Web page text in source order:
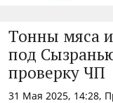
Тонны мяса
под
проверку ЧП
31 Мая 2025, 14:28,